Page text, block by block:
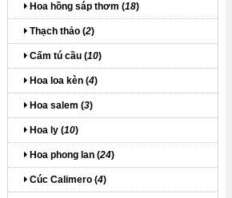
Hoa hồng sáp thơm (18)
Thạch thảo (2)
Cấm tú cầu (10)
Hoa loa kèn (4)
Hoa salem (3)
Hoa ly (10)
Hoa phong lan (24)
Cúc Calimero (4)